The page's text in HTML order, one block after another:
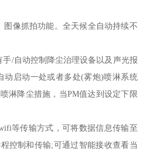
图像抓拍功能。全天候全自动持续不
/自动控制降尘治理设备以及声光报
动启动一处或者多处(雾炮)喷淋系统
淋降尘措施，当PM值达到设定下限
等传输方式，可将数据信息传输至
控制和传输;可通过智能接收查看当